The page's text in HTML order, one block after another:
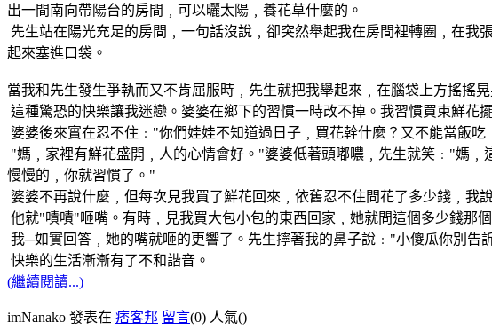
出一間南向帶陽台的房間﹐可以曬太陽﹐養花草什麼的。
先生站在陽光充足的房間﹐一句話沒說﹐卻突然舉起我在房間裡轉圈﹐在
起來塞進口袋。
當我和先生發生爭執而又不肯屈服時﹐先生就把我舉起來﹐在腦袋上方搖搖
這種驚恐的快樂讓我迷戀。婆婆在鄉下的習慣一時改不掉。我習慣買束鮮花擺
婆婆後來實在忍不住﹕"你們娃娃不知道過日子﹐買花幹什麼？又不能當飯吃
"媽﹐家裡有鮮花盛開﹐人的心情會好。"婆婆低著頭嘟噥﹐先生就笑﹕"媽﹐
慢慢的﹐你就習慣了。"
婆婆不再說什麼﹐但每次見我買了鮮花回來﹐依舊忍不住問花了多少錢﹐我說
他就"嘖嘖"咂嘴。有時﹐見我買大包小包的東西回家﹐她就問這個多少錢那個
我─如實回答﹐她的嘴就咂的更響了。先生擰著我的鼻子說﹕"小傻瓜你別告
快樂的生活漸漸有了不和諧音。
(繼續閱讀...)
imNanako 發表在 痞客邦 留言(0) 人氣()